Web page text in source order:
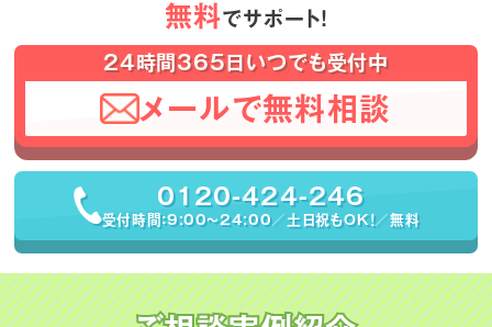
無料でサポート！
24時間365日いつでも受付中
メールで無料相談
0120-424-246
受付時間：9:00〜24:00／土日祝もOK！／無料